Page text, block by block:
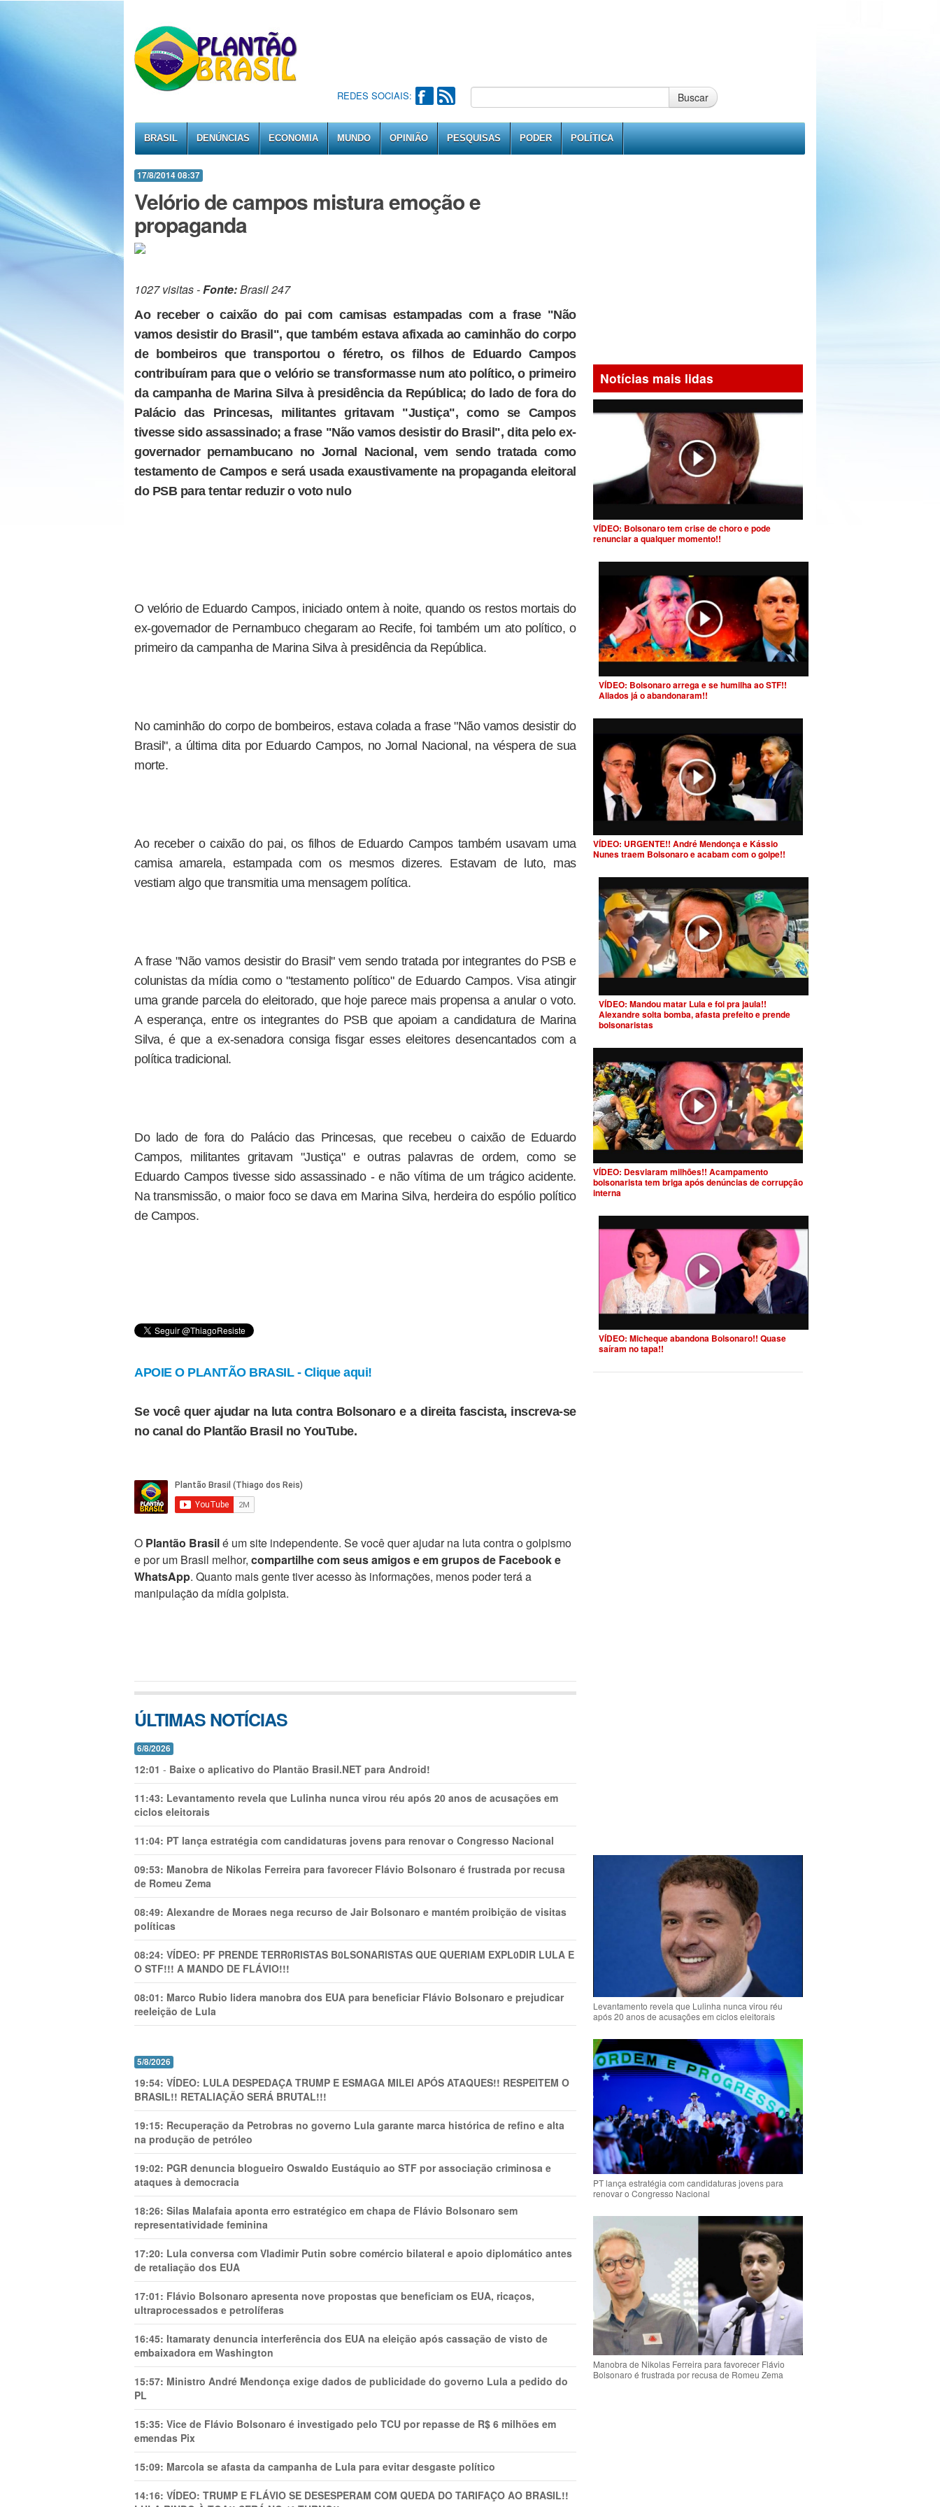
REDES SOCIAIS: Buscar
BRASIL DENÚNCIAS ECONOMIA MUNDO OPINIÃO PESQUISAS PODER POLÍTICA
17/8/2014 08:37
Velório de campos mistura emoção e
propaganda
1027 visitas -Fonte:Brasil 247
Ao receber o caixão do pai com camisas estampadas com a frase "Não
vamos desistir do Brasil", que também estava afixada ao caminhão do corpo
de bombeiros que transportou o féretro, os filhos de Eduardo Campos
contribuíram para que o velório se transformasse num ato político, o primeiro
da campanha de Marina Silva à presidência da República; do lado de fora do
Palácio das Princesas, militantes gritavam "Justiça", como se Campos
tivesse sido assassinado; a frase "Não vamos desistir do Brasil", dita pelo ex-
governador pernambucano no Jornal Nacional, vem sendo tratada como
testamento de Campos e será usada exaustivamente na propaganda eleitoral
do PSB para tentar reduzir o voto nulo
O velório de Eduardo Campos, iniciado ontem à noite, quando os restos mortais do
ex-governador de Pernambuco chegaram ao Recife, foi também um ato político, o
primeiro da campanha de Marina Silva à presidência da República.
No caminhão do corpo de bombeiros, estava colada a frase "Não vamos desistir do
Brasil", a última dita por Eduardo Campos, no Jornal Nacional, na véspera de sua
morte.
Ao receber o caixão do pai, os filhos de Eduardo Campos também usavam uma
camisa amarela, estampada com os mesmos dizeres. Estavam de luto, mas
vestiam algo que transmitia uma mensagem política.
A frase "Não vamos desistir do Brasil" vem sendo tratada por integrantes do PSB e
colunistas da mídia como o "testamento político" de Eduardo Campos. Visa atingir
uma grande parcela do eleitorado, que hoje parece mais propensa a anular o voto.
A esperança, entre os integrantes do PSB que apoiam a candidatura de Marina
Silva, é que a ex-senadora consiga fisgar esses eleitores desencantados com a
política tradicional.
Do lado de fora do Palácio das Princesas, que recebeu o caixão de Eduardo
Campos, militantes gritavam "Justiça" e outras palavras de ordem, como se
Eduardo Campos tivesse sido assassinado - e não vítima de um trágico acidente.
Na transmissão, o maior foco se dava em Marina Silva, herdeira do espólio político
de Campos.
APOIE O PLANTÃO BRASIL - Clique aqui!
Se você quer ajudar na luta contra Bolsonaro e a direita fascista, inscreva-se
no canal do Plantão Brasil no YouTube.
O Plantão Brasilé um site independente. Se você quer ajudar na luta contra o golpismo
e por um Brasil melhor, compartilhe com seus amigos e em grupos de Facebook e
WhatsApp. Quanto mais gente tiver acesso às informações, menos poder terá a
manipulação da mídia golpista.
ÚLTIMAS NOTÍCIAS
6/8/2026
12:01 - Baixe o aplicativo do Plantão Brasil.NET para Android!
11:43: Levantamento revela que Lulinha nunca virou réu após 20 anos de acusações em
ciclos eleitorais
11:04: PT lança estratégia com candidaturas jovens para renovar o Congresso Nacional
09:53: Manobra de Nikolas Ferreira para favorecer Flávio Bolsonaro é frustrada por recusa
de Romeu Zema
08:49: Alexandre de Moraes nega recurso de Jair Bolsonaro e mantém proibição de visitas
políticas
08:24: VÍDEO: PF PRENDE TERR0RlSTAS B0LSONARlSTAS QUE QUERIAM EXPL0DlR LULA E
O STF!!! A MANDO DE FLÁVIO!!!
08:01: Marco Rubio lidera manobra dos EUA para beneficiar Flávio Bolsonaro e prejudicar
reeleição de Lula
5/8/2026
19:54: VÍDEO: LULA DESPEDAÇA TRUMP E ESMAGA MILEI APÓS ATAQUES!! RESPEITEM O
BRASIL!! RETALIAÇÃO SERÁ BRUTAL!!!
19:15: Recuperação da Petrobras no governo Lula garante marca histórica de refino e alta
na produção de petróleo
19:02: PGR denuncia blogueiro Oswaldo Eustáquio ao STF por associação criminosa e
ataques à democracia
18:26: Silas Malafaia aponta erro estratégico em chapa de Flávio Bolsonaro sem
representatividade feminina
17:20: Lula conversa com Vladimir Putin sobre comércio bilateral e apoio diplomático antes
de retaliação dos EUA
17:01: Flávio Bolsonaro apresenta nove propostas que beneficiam os EUA, ricaços,
ultraprocessados e petrolíferas
16:45: Itamaraty denuncia interferência dos EUA na eleição após cassação de visto de
embaixadora em Washington
15:57: Ministro André Mendonça exige dados de publicidade do governo Lula a pedido do
PL
15:35: Vice de Flávio Bolsonaro é investigado pelo TCU por repasse de R$ 6 milhões em
emendas Pix
15:09: Marcola se afasta da campanha de Lula para evitar desgaste político
14:16: VÍDEO: TRUMP E FLÁVIO SE DESESPERAM COM QUEDA DO TARIFAÇO AO BRASIL!!
Notícias mais lidas
VÍDEO: Bolsonaro tem crise de choro e pode
renunciar a qualquer momento!!
VÍDEO: Bolsonaro arrega e se humilha ao STF!!
Aliados já o abandonaram!!
VÍDEO: URGENTE!! André Mendonça e Kássio
Nunes traem Bolsonaro e acabam com o golpe!!
VÍDEO: Mandou matar Lula e foi pra jaula!!
Alexandre solta bomba, afasta prefeito e prende
bolsonaristas
VÍDEO: Desviaram milhões!! Acampamento
bolsonarista tem briga após denúncias de corrupção
interna
VÍDEO: Micheque abandona Bolsonaro!! Quase
saíram no tapa!!
Levantamento revela que Lulinha nunca virou réu
após 20 anos de acusações em ciclos eleitorais
PT lança estratégia com candidaturas jovens para
renovar o Congresso Nacional
Manobra de Nikolas Ferreira para favorecer Flávio
Bolsonaro é frustrada por recusa de Romeu Zema